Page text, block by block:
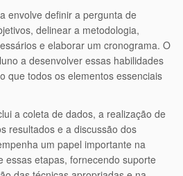
envolve definir a pergunta de
delinear a metodologia,
e elaborar um cronograma. O
a desenvolver essas habilidades
que todos os elementos essenciais
a coleta de dados, a realização de
resultados e a discussão dos
um papel importante na
essas etapas, fornecendo suporte